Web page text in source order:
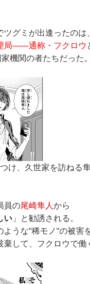
ツグミが出逢ったのは
局――通称・フクロウ
機関の者たちだった
け、久世家を訪ねる
員の尾崎隼人 から
い 」と勧誘される。
ような"稀モノ"の被害
棄して、フクロウで働